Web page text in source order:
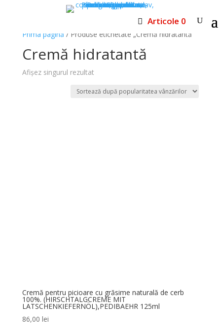
Articole 0
Prima pagină / Produse etichetate „Cremă hidratantă”
Cremă hidratantă
Afișez singurul rezultat
Cremă pentru picioare cu grăsime naturală de cerb
100%. (HIRSCHTALGCREME MIT
LATSCHENKIEFERNÖL),PEDIBAEHR 125ml
86,00 lei